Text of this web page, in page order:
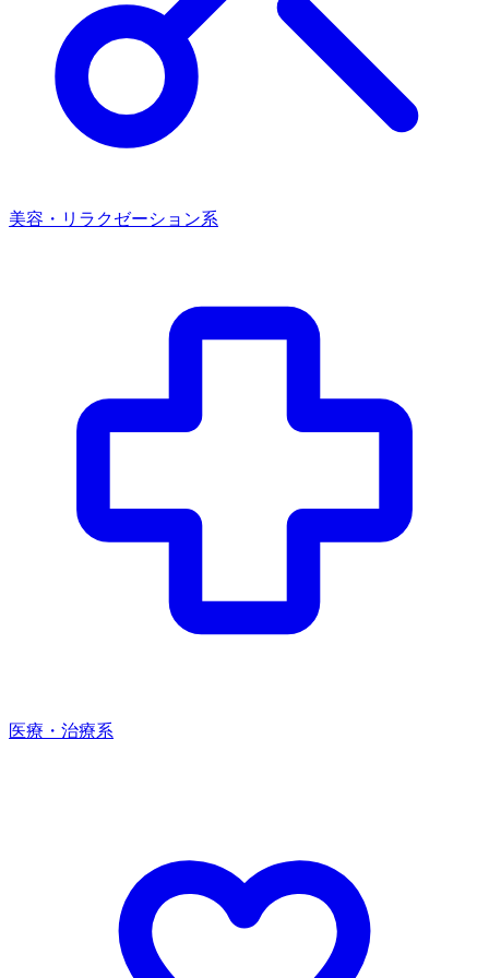
美容・リラクゼーション系
医療・治療系